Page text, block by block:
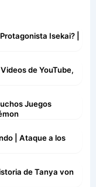
Isekai? |
de YouTube,
Juegos
| Ataque a los
de Tanya von